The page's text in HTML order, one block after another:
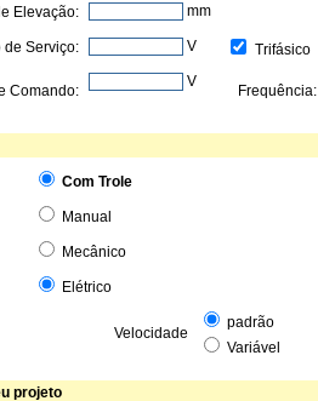
Elevação: mm
de Serviço:
V Trifásico
Comando:
V
Frequência:
Com Trole
Manual
Mecânico
Elétrico
Velocidade
padrão
Variável
projeto